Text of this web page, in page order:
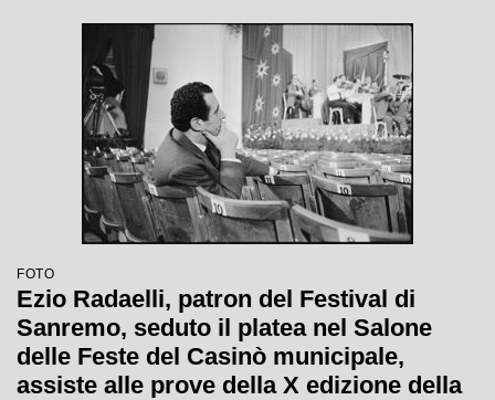
FOTO
Ezio Radaelli, patron del Festival di
Sanremo, seduto il platea nel Salone
delle Feste del Casinò municipale,
assiste alle prove della X edizione della